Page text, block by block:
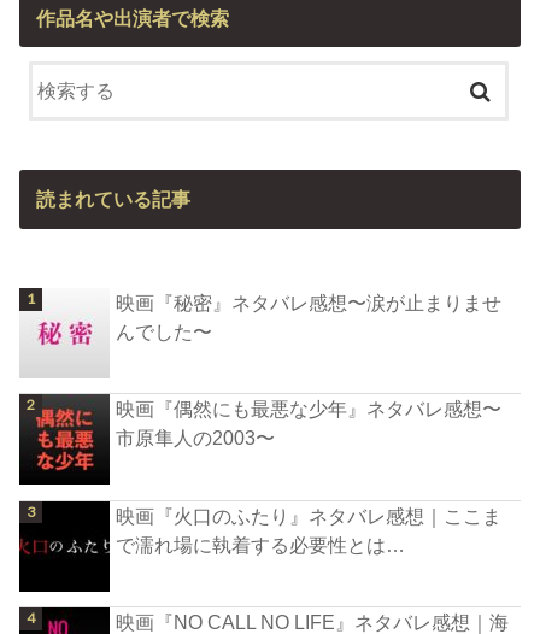
作品名や出演者で検索
読まれている記事
映画『秘密』ネタバレ感想〜涙が止まりませ
んでした〜
映画『偶然にも最悪な少年』ネタバレ感想〜
市原隼人の2003〜
映画『火口のふたり』ネタバレ感想｜ここま
で濡れ場に執着する必要性とは…
映画『NO CALL NO LIFE』ネタバレ感想｜海